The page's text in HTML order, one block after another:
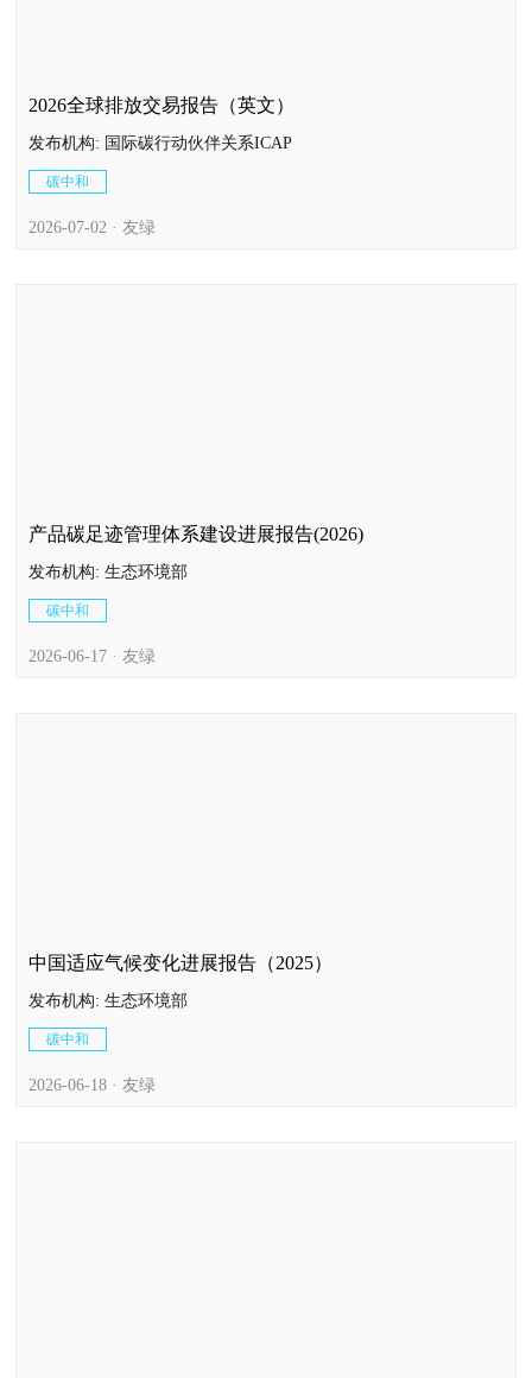
2026全球排放交易报告（英文）
发布机构: 国际碳行动伙伴关系ICAP
碳中和
2026-07-02 · 友绿
产品碳足迹管理体系建设进展报告(2026)
发布机构: 生态环境部
碳中和
2026-06-17 · 友绿
中国适应气候变化进展报告（2025）
发布机构: 生态环境部
碳中和
2026-06-18 · 友绿